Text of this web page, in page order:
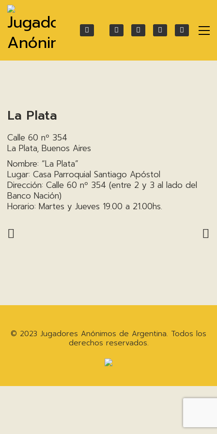
La Plata
Calle 60 nº 354
La Plata, Buenos Aires
Nombre: “La Plata”
Lugar: Casa Parroquial Santiago Apóstol
Dirección: Calle 60 nº 354 (entre 2 y 3 al lado del
Banco Nación)
Horario: Martes y Jueves 19.00 a 21.00hs.
© 2023 Jugadores Anónimos de Argentina. Todos los
derechos reservados.